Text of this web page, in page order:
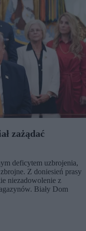
zażądać
deficytem uzbrojenia,
Z doniesień prasy
niezadowolenie z
Biały Dom